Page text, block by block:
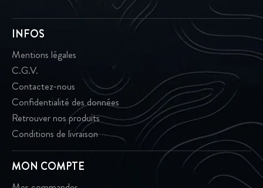
INFOS
Mentions légales
C.G.V.
Contactez-nous
Confidentialité des données
Retrouver nos produits
Conditions de livraison
MON COMPTE